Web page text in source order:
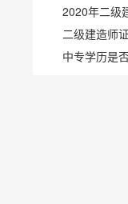
2020年二级
二级建造师
中专学历是